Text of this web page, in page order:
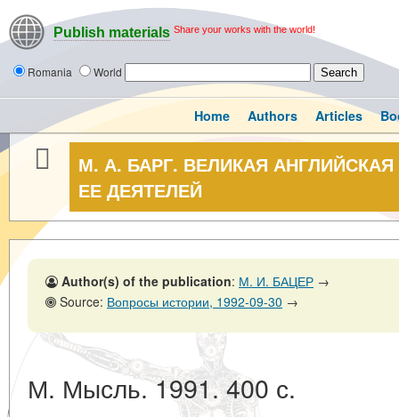
Publish materials Share your works with the world!
Romania World
Home Authors Articles
М. А. БАРГ. ВЕЛИКАЯ
ЕЕ ДЕЯТЕЛЕЙ
Author(s) of the publication: М. И. БАЦЕР →
Source: Вопросы истории, 1992-09-30 →
М. Мысль. 1991. 400 с.